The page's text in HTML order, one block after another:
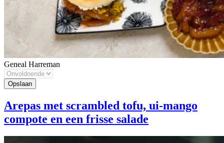
Geneal Harreman
Arepas met scrambled tofu, ui-mango
compote en een frisse salade